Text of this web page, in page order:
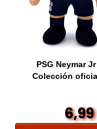
PSG Neymar
Colección
6,99